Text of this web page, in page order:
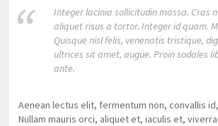
Integer lacinia sollicitudin massa. Cras
aliquet risus a tortor. Integer id quam.
Quisque nisl felis, venenatis tristique,
ultrices sit amet, augue. Proin sodales
ante.
Aenean lectus elit, fermentum non, convallis
Nullam mauris orci, aliquet et, iaculis et,